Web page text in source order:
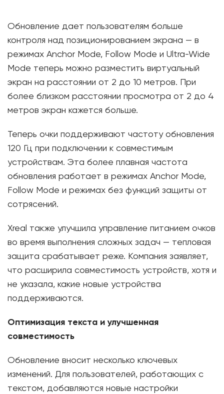
Обновление дает пользователям больше
контроля над позиционированием экрана — в
режимах Anchor Mode, Follow Mode и Ultra-Wide
Mode теперь можно разместить виртуальный
экран на расстоянии от 2 до 10 метров. При
более близком расстоянии просмотра от 2 до 4
метров экран кажется больше.
Теперь очки поддерживают частоту обновления
120 Гц при подключении к совместимым
устройствам. Эта более плавная частота
обновления работает в режимах Anchor Mode,
Follow Mode и режимах без функций защиты от
сотрясений.
Xreal также улучшила управление питанием очков
во время выполнения сложных задач — тепловая
защита срабатывает реже. Компания заявляет,
что расширила совместимость устройств, хотя и
не указала, какие новые устройства
поддерживаются.
Оптимизация текста и улучшенная
совместимость
Обновление вносит несколько ключевых
изменений. Для пользователей, работающих с
текстом, добавляются новые настройки